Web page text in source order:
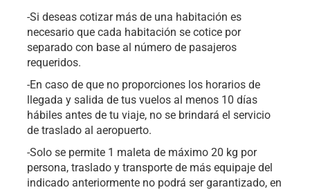
-Si deseas cotizar más de una habitación es
necesario que cada habitación se cotice por
separado con base al número de pasajeros
requeridos.
-En caso de que no proporciones los horarios de
llegada y salida de tus vuelos al menos 10 días
hábiles antes de tu viaje, no se brindará el servicio
de traslado al aeropuerto.
-Solo se permite 1 maleta de máximo 20 kg por
persona, traslado y transporte de más equipaje del
indicado anteriormente no podrá ser garantizado, en